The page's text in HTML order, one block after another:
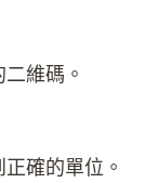
維碼。
確的單位。